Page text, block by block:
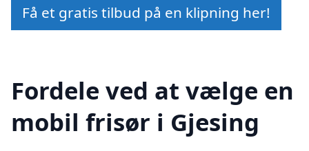
Få et gratis tilbud på en klipning her!
Fordele ved at vælge en
mobil frisør i Gjesing